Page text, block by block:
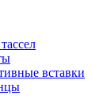
вставки